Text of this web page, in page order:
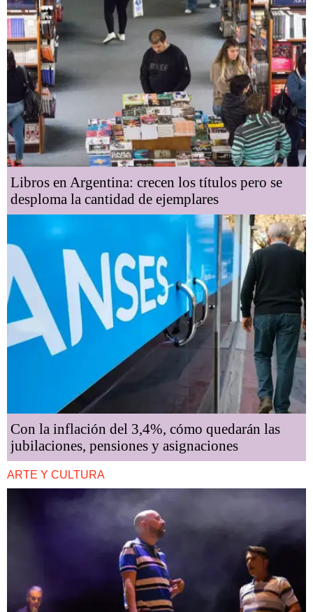
Libros en Argentina: crecen los títulos pero se
desploma la cantidad de ejemplares
Con la inflación del 3,4%, cómo quedarán las
jubilaciones, pensiones y asignaciones
ARTE Y CULTURA